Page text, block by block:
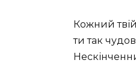
Кожний
ти так